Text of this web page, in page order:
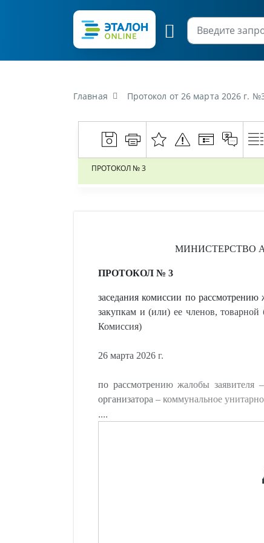
Главная Протокол от 26 марта 2026 г. №3 «[О заседании комиссии
ПРОТОКОЛ № 3
МИНИСТЕРСТВО
ПРОТОКОЛ № 3
заседания комиссии по рассмотрению
закупкам и (или) ее членов,
Комиссия)
26 марта 2026 г.
по рассмотрению жалобы заявителя
организатора – коммунальное
....